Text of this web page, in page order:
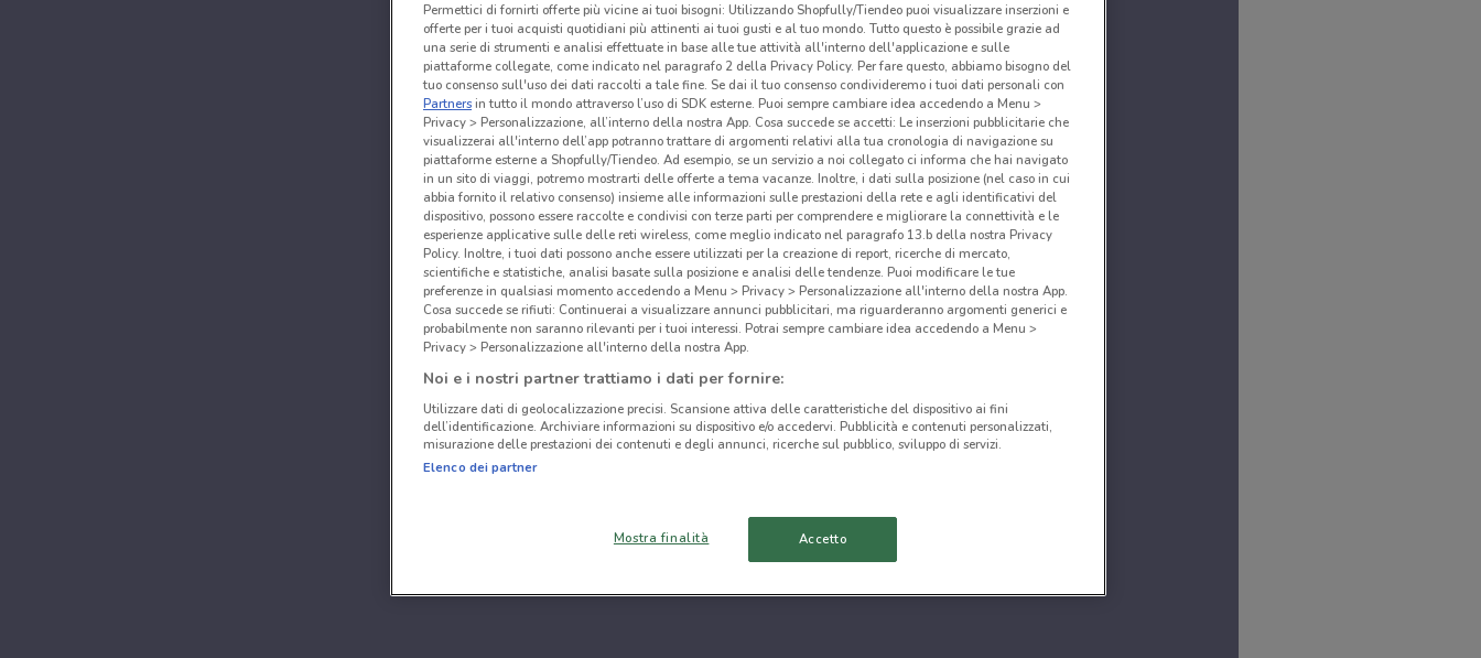
Permettici di fornirti offerte più vicine ai tuoi bisogni: Utilizzando Shopfully/Tiendeo puoi visualizzare inserzioni e
offerte per i tuoi acquisti quotidiani più attinenti ai tuoi gusti e al tuo mondo. Tutto questo è possibile grazie ad
una serie di strumenti e analisi effettuate in base alle tue attività all'interno dell'applicazione e sulle
piattaforme collegate, come indicato nel paragrafo 2 della Privacy Policy. Per fare questo, abbiamo bisogno del
tuo consenso sull'uso dei dati raccolti a tale fine. Se dai il tuo consenso condivideremo i tuoi dati personali con
Partnersin tutto il mondo attraverso l’uso di SDK esterne. Puoi sempre cambiare idea accedendo a Menu >
Privacy > Personalizzazione, all’interno della nostra App. Cosa succede se accetti: Le inserzioni pubblicitarie che
visualizzerai all'interno dell’app potranno trattare di argomenti relativi alla tua cronologia di navigazione su
piattaforme esterne a Shopfully/Tiendeo. Ad esempio, se un servizio a noi collegato ci informa che hai navigato
in un sito di viaggi, potremo mostrarti delle offerte a tema vacanze. Inoltre, i dati sulla posizione (nel caso in cui
abbia fornito il relativo consenso) insieme alle informazioni sulle prestazioni della rete e agli identificativi del
dispositivo, possono essere raccolte e condivisi con terze parti per comprendere e migliorare la connettività e le
esperienze applicative sulle delle reti wireless, come meglio indicato nel paragrafo 13.b della nostra Privacy
Policy. Inoltre, i tuoi dati possono anche essere utilizzati per la creazione di report, ricerche di mercato,
scientifiche e statistiche, analisi basate sulla posizione e analisi delle tendenze. Puoi modificare le tue
preferenze in qualsiasi momento accedendo a Menu > Privacy > Personalizzazione all'interno della nostra App.
Cosa succede se rifiuti: Continuerai a visualizzare annunci pubblicitari, ma riguarderanno argomenti generici e
probabilmente non saranno rilevanti per i tuoi interessi. Potrai sempre cambiare idea accedendo a Menu >
Privacy > Personalizzazione all'interno della nostra App.
Noi e i nostri partner trattiamo i dati per fornire:
Utilizzare dati di geolocalizzazione precisi. Scansione attiva delle caratteristiche del dispositivo ai fini
dell’identificazione. Archiviare informazioni su dispositivo e/o accedervi. Pubblicità e contenuti personalizzati,
misurazione delle prestazioni dei contenuti e degli annunci, ricerche sul pubblico, sviluppo di servizi.
Elenco dei partner
Mostra finalità Accetto